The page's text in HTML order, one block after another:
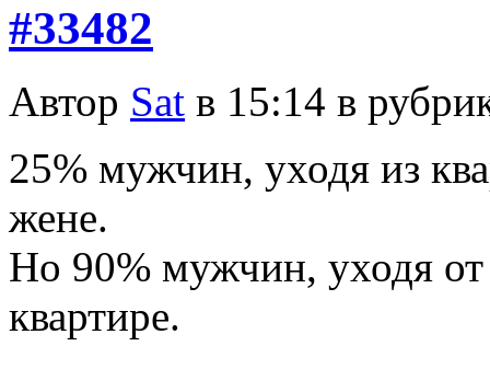
#33482
Автор Sat в 15:14 в
25% мужчин, уходя из
жене.
Но 90% мужчин, уходя
квартире.